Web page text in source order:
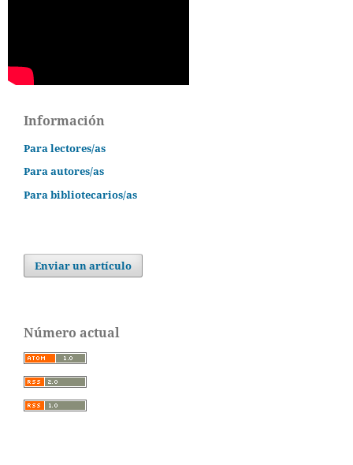
Información
Para lectores/as
Para autores/as
Para bibliotecarios/as
Enviar un artículo
Número actual